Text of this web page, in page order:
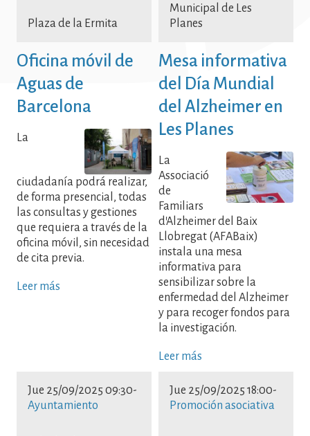
Plaza de la Ermita
Oficina móvil de
Aguas de
Barcelona
La
ciudadanía podrá realizar,
de forma presencial, todas
las consultas y gestiones
que requiera a través de la
oficina móvil, sin necesidad
de cita previa.
Leer más
Municipal de Les
Planes
Mesa informativa
del Día Mundial
del Alzheimer en
Les Planes
La
Associació
de
Familiars
d'Alzheimer del Baix
Llobregat (AFABaix)
instala una mesa
informativa para
sensibilizar sobre la
enfermedad del Alzheimer
y para recoger fondos para
la investigación.
Leer más
Jue 25/09/2025 09:30-
Ayuntamiento
Jue 25/09/2025 18:00-
Promoción asociativa